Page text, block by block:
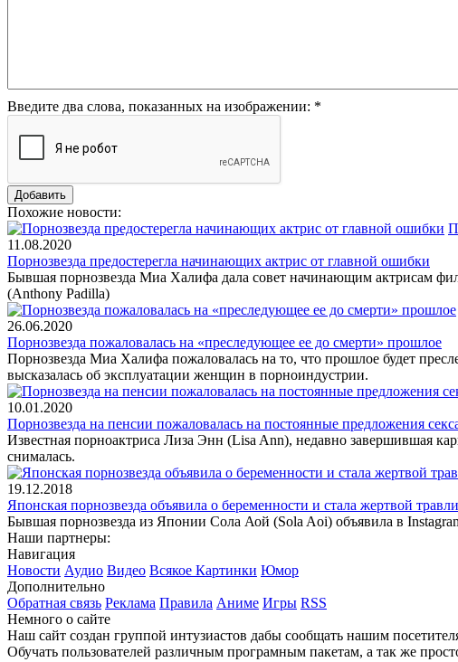
Введите два слова, показанных на изображении: *
Похожие новости:
11.08.2020
Порнозвезда предостерегла начинающих актрис от главной ошибки
Бывшая порнозвезда Миа Халифа дала совет начинающим актрисам
(Anthony Padilla)
26.06.2020
Порнозвезда пожаловалась на «преследующее ее до смерти» прошлое
Порнозвезда Миа Халифа пожаловалась на то, что прошлое будет
высказалась об эксплуатации женщин в порноиндустрии.
10.01.2020
Порнозвезда на пенсии пожаловалась на постоянные предложения
Известная порноактриса Лиза Энн (Lisa Ann), недавно завершившая
снималась.
19.12.2018
Японская порнозвезда объявила о беременности и стала жертвой травли
Бывшая порнозвезда из Японии Сола Аой (Sola Aoi) объявила в
Наши партнеры:
Навигация
Новости Аудио Видео Всякое Картинки Юмор
Дополнительно
Обратная связь Реклама Правила Аниме Игры RSS
Немного о сайте
Наш сайт создан группой интузиастов дабы сообщать нашим
Обучать пользователей различным програмным пакетам, а так же